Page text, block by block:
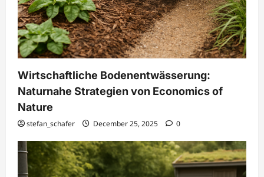
Wirtschaftliche Bodenentwässerung:
Naturnahe Strategien von Economics of
Nature
stefan_schafer December 25, 2025 0